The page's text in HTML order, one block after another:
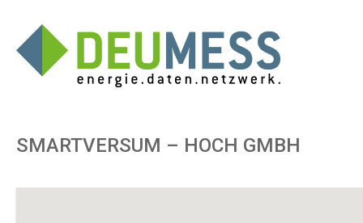
SMARTVERSUM – HOCH GMBH